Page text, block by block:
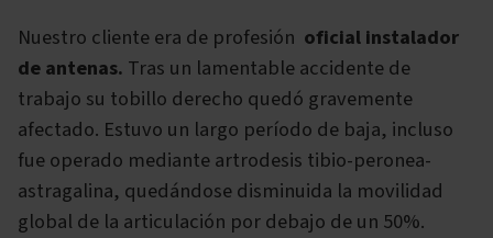
Nuestro cliente era de profesión oficial instalador
de antenas. Tras un lamentable accidente de
trabajo su tobillo derecho quedó gravemente
afectado. Estuvo un largo período de baja, incluso
fue operado mediante artrodesis tibio-peronea-
astragalina, quedándose disminuida la movilidad
global de la articulación por debajo de un 50%.